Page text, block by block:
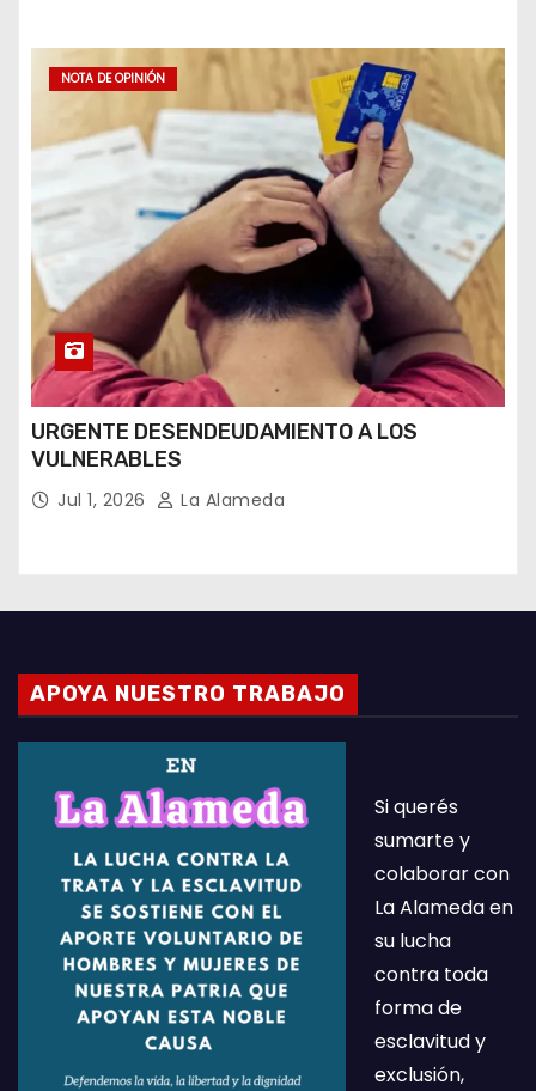
NOTA DE OPINIÓN
URGENTE DESENDEUDAMIENTO A LOS
VULNERABLES
Jul 1, 2026 La Alameda
APOYA NUESTRO TRABAJO
Si querés
sumarte y
colaborar con
La Alameda en
su lucha
contra toda
forma de
esclavitud y
exclusión,